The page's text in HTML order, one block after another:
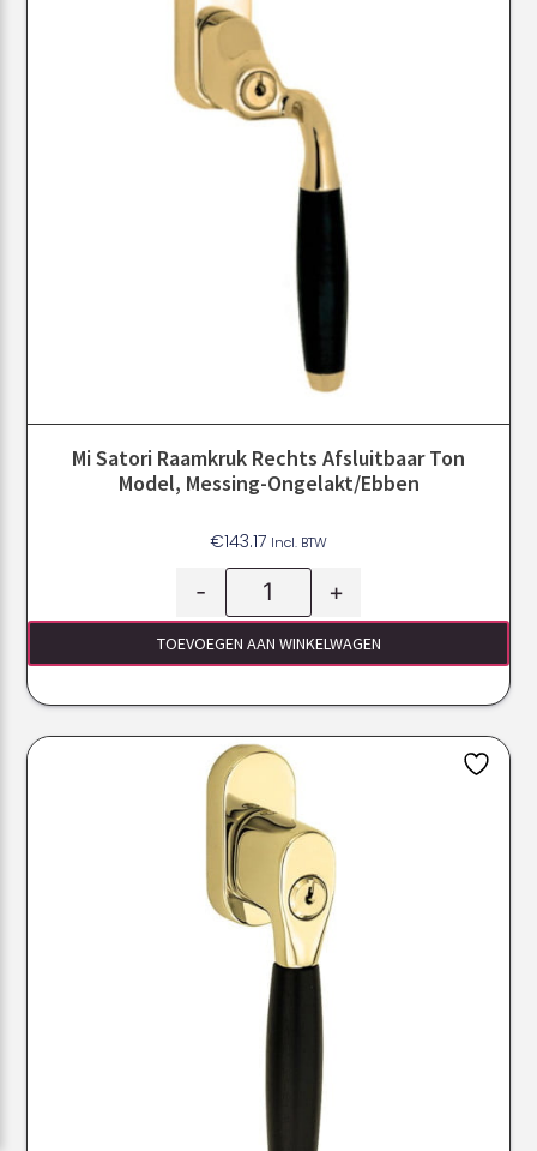
Mi Satori Raamkruk Rechts Afsluitbaar Ton
Model, Messing-Ongelakt/ebben
€143.17 Incl. BTW
- +
TOEVOEGEN AAN WINKELWAGEN